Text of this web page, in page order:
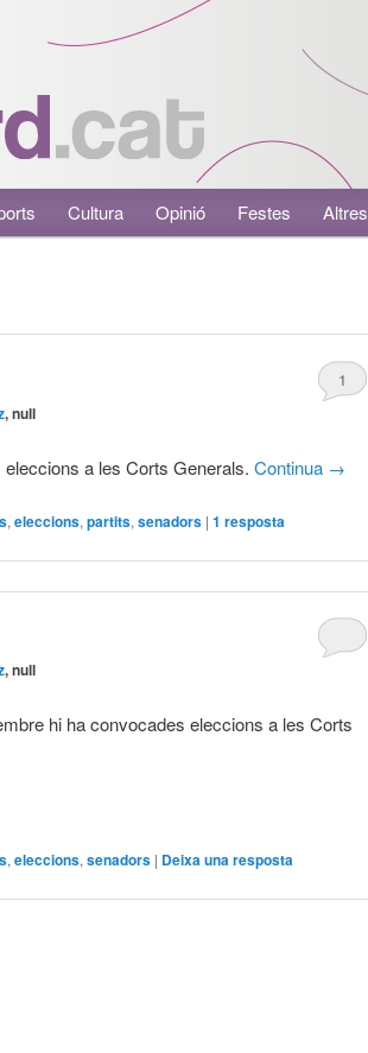
Cultura Opinió Festes Altres
, null
1
eleccions a les Corts Generals.Continua →
,eleccions,partits,senadors |1 resposta
, null
hi ha convocades eleccions a les Corts
,eleccions,senadors | Deixa una resposta